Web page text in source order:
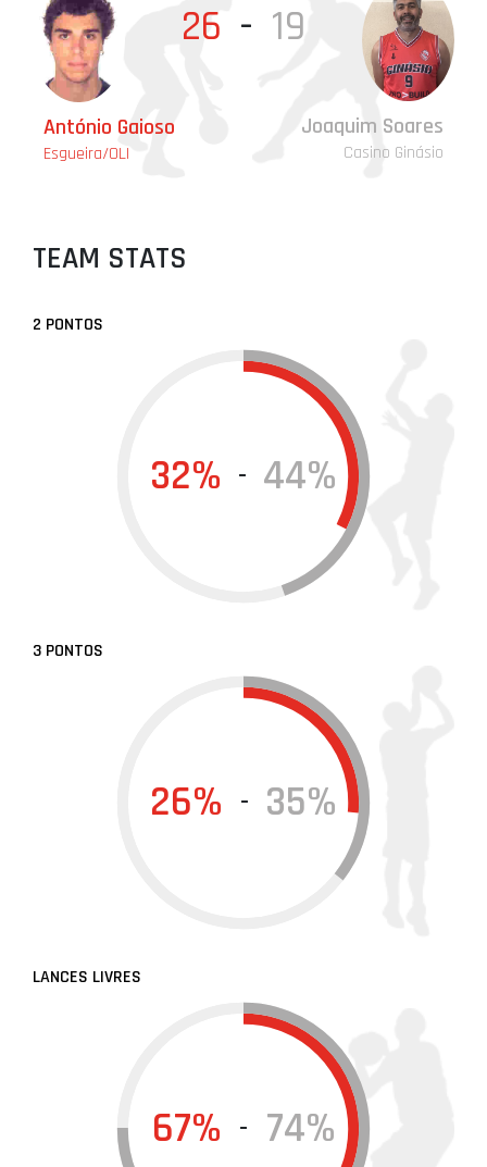
António Gaioso
Esgueira/OLI
26 - 19
Joaquim Soares
Casino Ginásio
TEAM STATS
2 PONTOS
32% - 44%
3 PONTOS
26% - 35%
LANCES LIVRES
67% - 74%